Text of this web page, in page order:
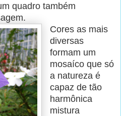
quadro também
Cores as mais
diversas
formam um
mosaíco que só
a natureza é
capaz de tão
harmônica
mistura